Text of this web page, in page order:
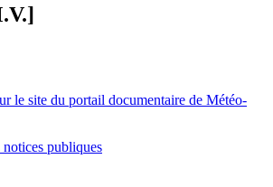
le site du portail documentaire de Météo-
publiques